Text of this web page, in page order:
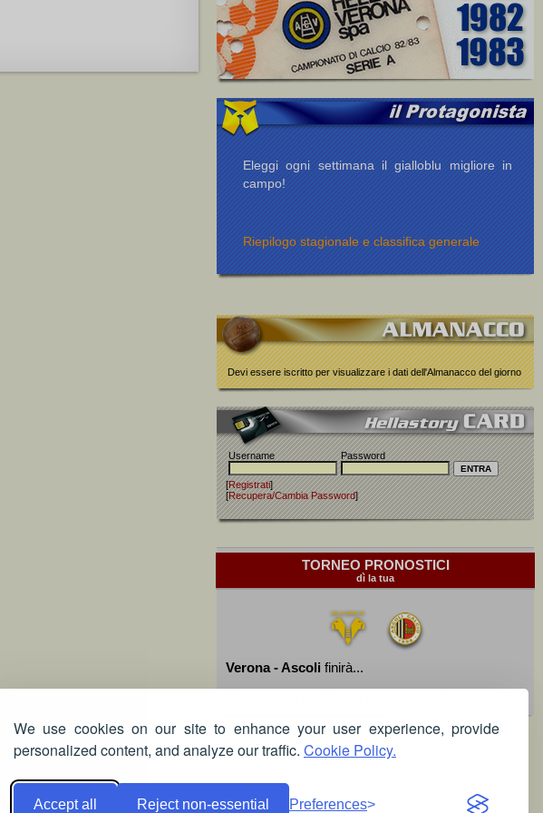
We use cookies on our site to enhance your user experience, provide
personalized content, and analyze our traffic. Cookie Policy.
Accept all Reject non-essential Preferences
Eleggi ogni settimana il gialloblu migliore in
campo!
Riepilogo stagionale e classifica generale
Devi essere iscritto per visualizzare i dati dell'Almanacco del giorno
Username Password
[Registrati]
[Recupera/Cambia Password]
TORNEO PRONOSTICI
dì la tua
Verona - Ascoli finirà...